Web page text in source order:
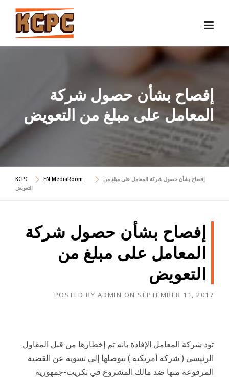
Skip
content
إفصاح بشأن حصول شركة
المعامل على مبلغ من التعويض
KCPC EN MediaRoom
إفصاح بشأن حصول شركة المعامل على مبلغ من
التعويض
إفصاح بشأن حصول شركة
المعامل على مبلغ من
التعويض
POSTED BY ADMIN ON SEPTEMBER 11, 2017
تود شركة المعامل الإفادة بانه تم إخطارها من قبل المقاول
الرئيسي ( شركة أمريكية ) بتوصلها إلى تسوية عن القضية
المرفوعة منها ضد مالك المشروع في تكريت-جمهورية